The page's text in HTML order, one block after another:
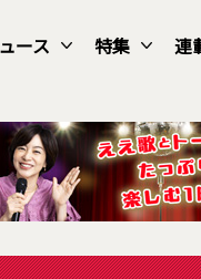
ース 特集 連